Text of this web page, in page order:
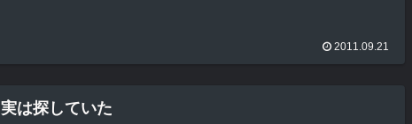
2011.09.21
実は探していた